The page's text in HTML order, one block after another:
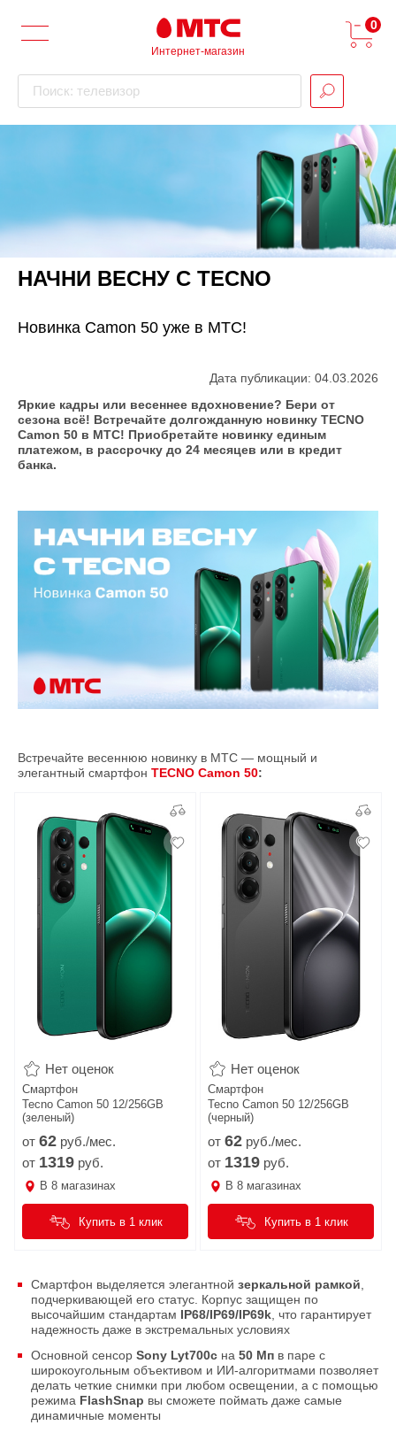
Интернет-магазин
Поиск: телевизор
0
НАЧНИ ВЕСНУ С TECNO
Новинка Camon 50 уже в МТС!
Дата публикации: 04.03.2026
Яркие кадры или весеннее вдохновение? Бери от
сезона всё! Встречайте долгожданную новинку TECNO
Camon 50 в МТС! Приобретайте новинку единым
платежом, в рассрочку до 24 месяцев или в кредит
банка.
Встречайте весеннюю новинку в МТС — мощный и
элегантный смартфон TECNO Camon 50:
Нет оценок
Смартфон
Tecno Camon 50 12/256GB
(зеленый)
от 62 руб./мес.
от 1319 руб.
В 8 магазинах
Купить в 1 клик
Нет оценок
Смартфон
Tecno Camon 50 12/256GB
(черный)
от 62 руб./мес.
от 1319 руб.
В 8 магазинах
Купить в 1 клик
Смартфон выделяется элегантной зеркальной рамкой
подчеркивающей его статус. Корпус защищен по
высочайшим стандартам IP68/IP69/IP69k , что гарантирует
надежность даже в экстремальных условиях
Основной сенсор Sony Lyt700c на 50 Мп в паре с
широкоугольным объективом и ИИ-алгоритмами позволяет
делать четкие снимки при любом освещении, а с помощью
режима FlashSnap вы сможете поймать даже самые
динамичные моменты